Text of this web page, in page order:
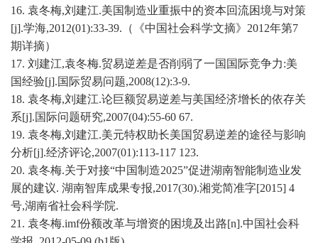
16. 袁冬梅,刘建江.美国制造业重振中的资本回流困境与对策
[j].学海,2012(01):33-39.（《中国社会科学文摘》2012年第7
期详摘）
17. 刘建江,袁冬梅.贸易逆差是否削弱了一国国际竞争力:美
国经验[j].国际贸易问题,2008(12):3-9.
18. 袁冬梅,刘建江.论巨额贸易逆差与美国经济增长的依存关
系[j].国际问题研究,2007(04):55-60 67.
19. 袁冬梅,刘建江.美元特权助长美国贸易逆差的途径与影响
分析[j].经济评论,2007(01):113-117 123.
20. 袁冬梅.关于对接“中国制造2025”促进湖南智能制造业发
展的建议. 湖南智库成果专报,2017(30).湘党简准字[2015] 4
号,湖南省社会科学院.
21. 袁冬梅.imf份额改革与增资的困境及出路[n].中国社会科